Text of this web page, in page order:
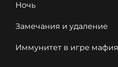
Ночь
Замечания и удаление
Иммунитет в игре мафия